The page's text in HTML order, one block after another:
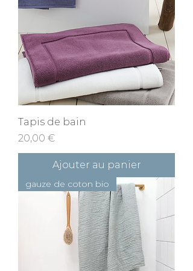
Tapis de bain
Prix
20,00 €
Ajouter au panier
gauze de coton bio